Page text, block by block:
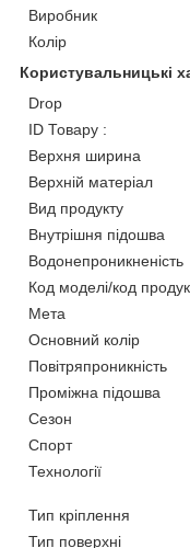
Виробник
Колір
Користувальницькі
Drop
ID Товару :
Верхня ширина
Верхній матеріал
Вид продукту
Внутрішня підошва
Водонепроникненість
Код моделі/код
Мета
Основний колір
Повітряпроникність
Проміжна підошва
Сезон
Спорт
Технології
Тип кріплення
Тип поверхні